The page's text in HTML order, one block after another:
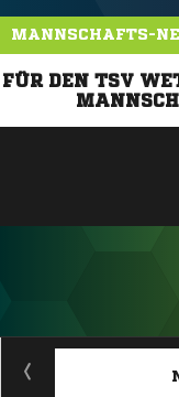
MANNSCHAFTS-
FÜR DEN TSV